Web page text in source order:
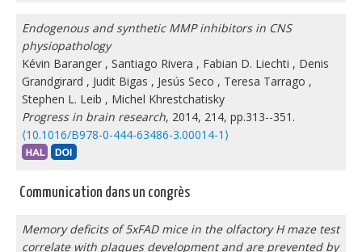
Endogenous and synthetic MMP inhibitors in CNS
physiopathology
Kévin Baranger , Santiago Rivera , Fabian D. Liechti , Denis
Grandgirard , Judit Bigas , Jesús Seco , Teresa Tarrago ,
Stephen L. Leib , Michel Khrestchatisky
Progress in brain research, 2014, 214, pp.313--351.
⟨10.1016/B978-0-444-63486-3.00014-1⟩
Communication dans un congrès
Memory deficits of 5xFAD mice in the olfactory H maze test
correlate with plaques development and are prevented by